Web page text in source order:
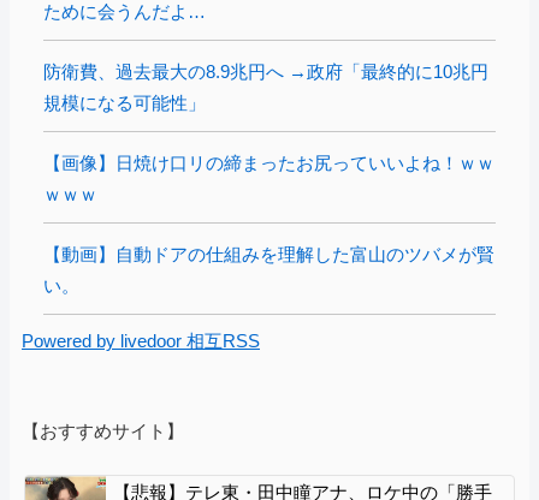
ために会うんだよ…
防衛費、過去最大の8.9兆円へ →政府「最終的に10兆円
規模になる可能性」
【画像】日焼け口リの締まったお尻っていいよね！ｗｗ
ｗｗｗ
【動画】自動ドアの仕組みを理解した富山のツバメが賢
い。
Powered by livedoor 相互RSS
【おすすめサイト】
【悲報】テレ東・田中瞳アナ、ロケ中の「勝手